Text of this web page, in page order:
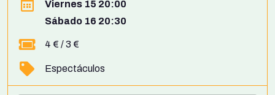
Viernes 15 20:00
Sábado 16 20:30
4 € / 3 €
Espectáculos